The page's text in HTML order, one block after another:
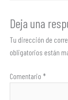
Deja una
Tu dirección de
obligatorios están
Comentario *